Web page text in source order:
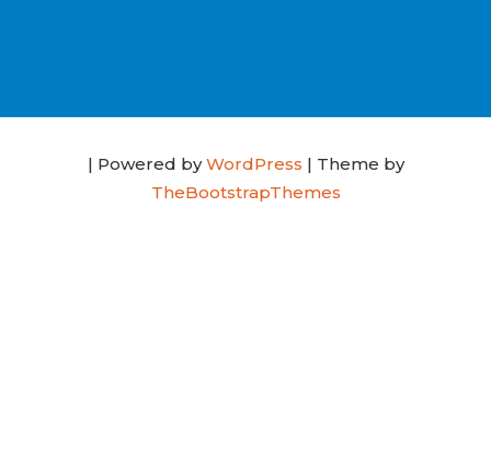
| Powered byWordPress | Theme by
TheBootstrapThemes